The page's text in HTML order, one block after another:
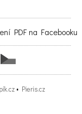
PDF na Facebooku
• Pieris.cz